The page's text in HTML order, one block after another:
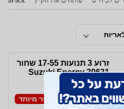
זרוע 3 תנועות 17-55 שחור
Suzuki Energy 39631
מחיר מיוחד